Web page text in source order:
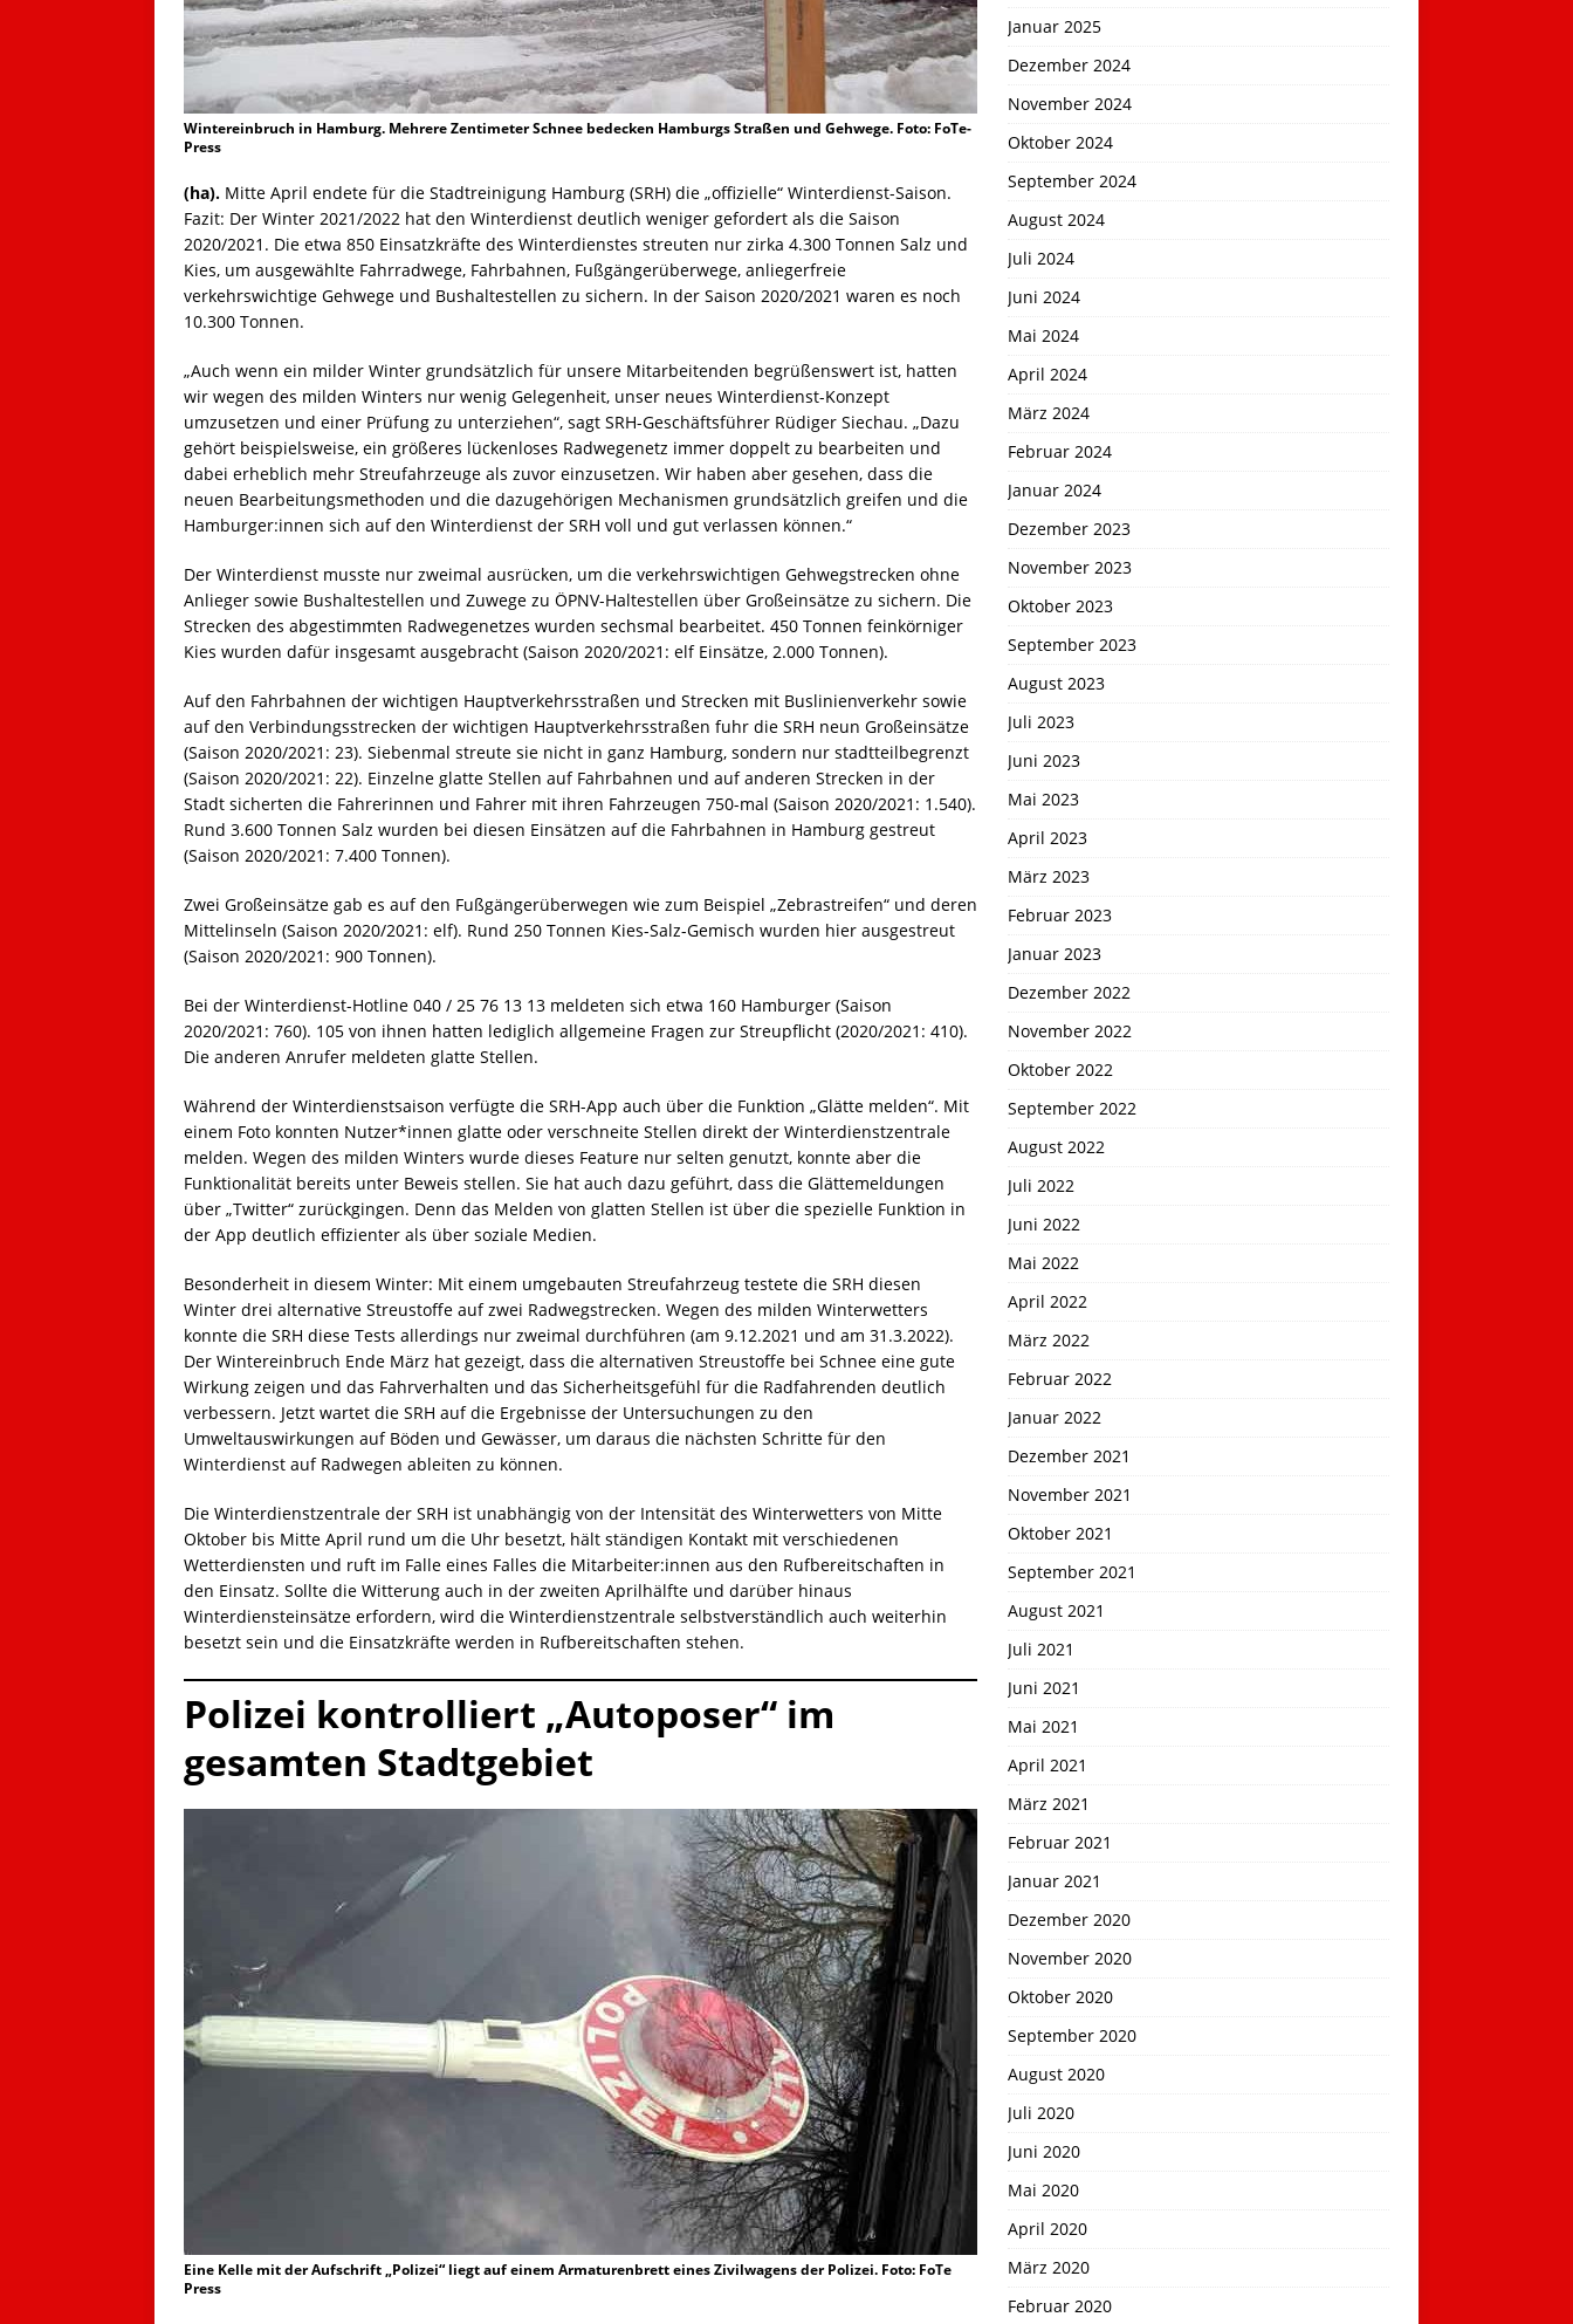
Wintereinbruch in Hamburg. Mehrere Zentimeter Schnee bedecken Hamburgs Straßen und Gehwege. Foto: FoTe-
Press
(ha). Mitte April endete für die Stadtreinigung Hamburg (SRH) die „offizielle“ Winterdienst-Saison.
Fazit: Der Winter 2021/2022 hat den Winterdienst deutlich weniger gefordert als die Saison
2020/2021. Die etwa 850 Einsatzkräfte des Winterdienstes streuten nur zirka 4.300 Tonnen Salz und
Kies, um ausgewählte Fahrradwege, Fahrbahnen, Fußgängerüberwege, anliegerfreie
verkehrswichtige Gehwege und Bushaltestellen zu sichern. In der Saison 2020/2021 waren es noch
10.300 Tonnen.
„Auch wenn ein milder Winter grundsätzlich für unsere Mitarbeitenden begrüßenswert ist, hatten
wir wegen des milden Winters nur wenig Gelegenheit, unser neues Winterdienst-Konzept
umzusetzen und einer Prüfung zu unterziehen“, sagt SRH-Geschäftsführer Rüdiger Siechau. „Dazu
gehört beispielsweise, ein größeres lückenloses Radwegenetz immer doppelt zu bearbeiten und
dabei erheblich mehr Streufahrzeuge als zuvor einzusetzen. Wir haben aber gesehen, dass die
neuen Bearbeitungsmethoden und die dazugehörigen Mechanismen grundsätzlich greifen und die
Hamburger:innen sich auf den Winterdienst der SRH voll und gut verlassen können.“
Der Winterdienst musste nur zweimal ausrücken, um die verkehrswichtigen Gehwegstrecken ohne
Anlieger sowie Bushaltestellen und Zuwege zu ÖPNV-Haltestellen über Großeinsätze zu sichern. Die
Strecken des abgestimmten Radwegenetzes wurden sechsmal bearbeitet. 450 Tonnen feinkörniger
Kies wurden dafür insgesamt ausgebracht (Saison 2020/2021: elf Einsätze, 2.000 Tonnen).
Auf den Fahrbahnen der wichtigen Hauptverkehrsstraßen und Strecken mit Buslinienverkehr sowie
auf den Verbindungsstrecken der wichtigen Hauptverkehrsstraßen fuhr die SRH neun Großeinsätze
(Saison 2020/2021: 23). Siebenmal streute sie nicht in ganz Hamburg, sondern nur stadtteilbegrenzt
(Saison 2020/2021: 22). Einzelne glatte Stellen auf Fahrbahnen und auf anderen Strecken in der
Stadt sicherten die Fahrerinnen und Fahrer mit ihren Fahrzeugen 750-mal (Saison 2020/2021: 1.540).
Rund 3.600 Tonnen Salz wurden bei diesen Einsätzen auf die Fahrbahnen in Hamburg gestreut
(Saison 2020/2021: 7.400 Tonnen).
Zwei Großeinsätze gab es auf den Fußgängerüberwegen wie zum Beispiel „Zebrastreifen“ und deren
Mittelinseln (Saison 2020/2021: elf). Rund 250 Tonnen Kies-Salz-Gemisch wurden hier ausgestreut
(Saison 2020/2021: 900 Tonnen).
Bei der Winterdienst-Hotline 040 / 25 76 13 13 meldeten sich etwa 160 Hamburger (Saison
2020/2021: 760). 105 von ihnen hatten lediglich allgemeine Fragen zur Streupflicht (2020/2021: 410).
Die anderen Anrufer meldeten glatte Stellen.
Während der Winterdienstsaison verfügte die SRH-App auch über die Funktion „Glätte melden“. Mit
einem Foto konnten Nutzer*innen glatte oder verschneite Stellen direkt der Winterdienstzentrale
melden. Wegen des milden Winters wurde dieses Feature nur selten genutzt, konnte aber die
Funktionalität bereits unter Beweis stellen. Sie hat auch dazu geführt, dass die Glättemeldungen
über „Twitter“ zurückgingen. Denn das Melden von glatten Stellen ist über die spezielle Funktion in
der App deutlich effizienter als über soziale Medien.
Besonderheit in diesem Winter: Mit einem umgebauten Streufahrzeug testete die SRH diesen
Winter drei alternative Streustoffe auf zwei Radwegstrecken. Wegen des milden Winterwetters
konnte die SRH diese Tests allerdings nur zweimal durchführen (am 9.12.2021 und am 31.3.2022).
Der Wintereinbruch Ende März hat gezeigt, dass die alternativen Streustoffe bei Schnee eine gute
Wirkung zeigen und das Fahrverhalten und das Sicherheitsgefühl für die Radfahrenden deutlich
verbessern. Jetzt wartet die SRH auf die Ergebnisse der Untersuchungen zu den
Umweltauswirkungen auf Böden und Gewässer, um daraus die nächsten Schritte für den
Winterdienst auf Radwegen ableiten zu können.
Die Winterdienstzentrale der SRH ist unabhängig von der Intensität des Winterwetters von Mitte
Oktober bis Mitte April rund um die Uhr besetzt, hält ständigen Kontakt mit verschiedenen
Wetterdiensten und ruft im Falle eines Falles die Mitarbeiter:innen aus den Rufbereitschaften in
den Einsatz. Sollte die Witterung auch in der zweiten Aprilhälfte und darüber hinaus
Winterdiensteinsätze erfordern, wird die Winterdienstzentrale selbstverständlich auch weiterhin
besetzt sein und die Einsatzkräfte werden in Rufbereitschaften stehen.
Polizei kontrolliert „Autoposer“ im
gesamten Stadtgebiet
Eine Kelle mit der Aufschrift „Polizei“ liegt auf einem Armaturenbrett eines Zivilwagens der Polizei. Foto: FoTe
Press
Januar 2025
Dezember 2024
November 2024
Oktober 2024
September 2024
August 2024
Juli 2024
Juni 2024
Mai 2024
April 2024
März 2024
Februar 2024
Januar 2024
Dezember 2023
November 2023
Oktober 2023
September 2023
August 2023
Juli 2023
Juni 2023
Mai 2023
April 2023
März 2023
Februar 2023
Januar 2023
Dezember 2022
November 2022
Oktober 2022
September 2022
August 2022
Juli 2022
Juni 2022
Mai 2022
April 2022
März 2022
Februar 2022
Januar 2022
Dezember 2021
November 2021
Oktober 2021
September 2021
August 2021
Juli 2021
Juni 2021
Mai 2021
April 2021
März 2021
Februar 2021
Januar 2021
Dezember 2020
November 2020
Oktober 2020
September 2020
August 2020
Juli 2020
Juni 2020
Mai 2020
April 2020
März 2020
Februar 2020